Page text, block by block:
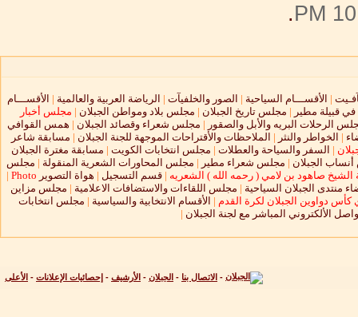
.
| الأقســـام السياحية | الصور والخلفيآت | الرياضة العربية والعالمية | الأقســـام
في قبيلة مطير | مجلس تاريخ الجبلان | مجلس بلاد ومواطن الجبلان | مجلس أخبار
الرحلات البريه والأبل والصقور | مجلس شعراء وقصائد الجبلان | همس القوافي
| الخواطر والنثر | الملاحظات والأقتراحات الموجهة للجنة الجبلان | مسابقة شاعر
| السفر والسياحة والعطلات | مجلس انتخابات الكويت | مسابقة مغترة الجبلان
الجبلان | مجلس شعراء مطير | مجلس المحاورات الشعرية المنقولة | مجلس
الشيخ صاهود بن لامي ( رحمه الله ) الشعريه | قسم التسجيل | هواة التصوير Photo
|
منتدى الجبلان السياحية | مجلس اللقاءات والاستضافات الاعلامية | مجلس مزاين
كأس دواوين الجبلان لكرة القدم | الأقسام الانتخابية والسياسية | مجلس انتخابات
الألكتروني المباشر مع لجنة الجبلان |
- الاتصال بنا - الجبلان - الأرشيف - إحصائيات الإعلانات - الأعلى